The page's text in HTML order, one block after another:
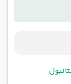
جشنواره بین‌المللی موسیقی استانبول (Istanbul